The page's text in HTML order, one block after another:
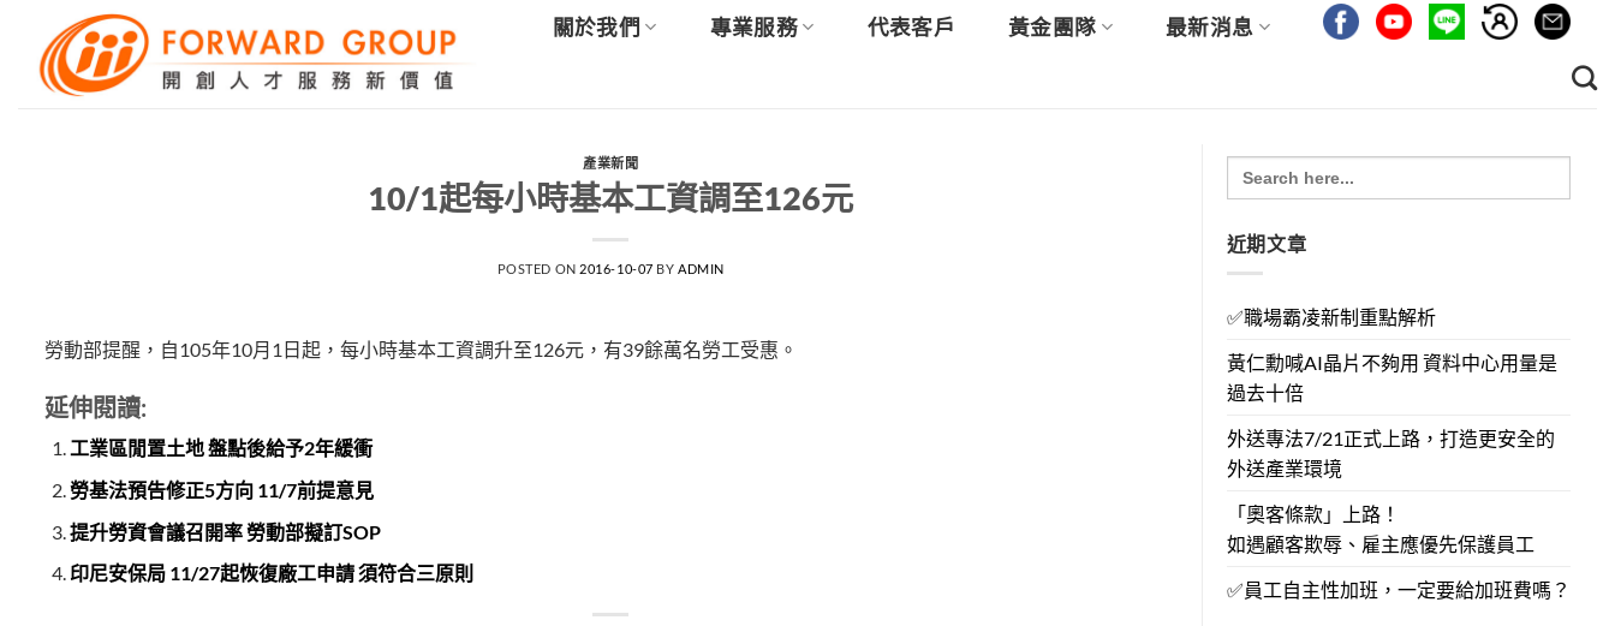
content
關於我們 專業服務 代表客戶 黃金團隊 最新消息
產業新聞
10/1起每小時基本工資調至126元
POSTED ON 2016-10-07 BY ADMIN
勞動部提醒，自105年10月1日起，每小時基本工資調升至126元，有39餘萬名勞工受惠。
延伸閱讀:
工業區閒置土地 盤點後給予2年緩衝
勞基法預告修正5方向 11/7前提意見
提升勞資會議召開率 勞動部擬訂SOP
印尼安保局 11/27起恢復廠工申請 須符合三原則
Search
for:
近期文章
✅職場霸凌新制重點解析
黃仁勳喊AI晶片不夠用 資料中心用量是
過去十倍
外送專法7/21正式上路，打造更安全的
外送產業環境
「奧客條款」上路！
如遇顧客欺辱、雇主應優先保護員工
✅員工自主性加班，一定要給加班費嗎？